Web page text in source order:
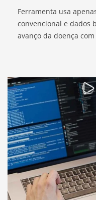
Ferramenta usa
convencional e dados
avanço da doença com